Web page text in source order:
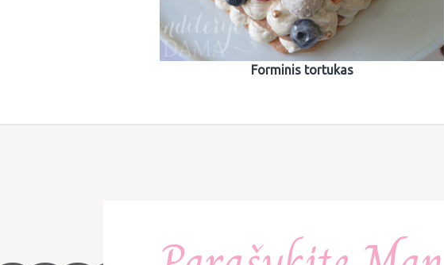
Forminis tortukas